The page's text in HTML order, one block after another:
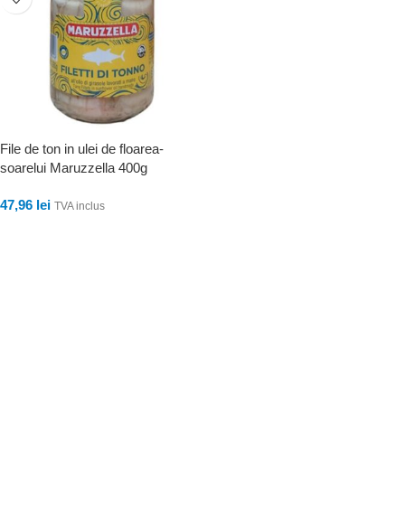
File de ton in ulei de floarea-
soarelui Maruzzella 400g
47,96 lei TVA inclus